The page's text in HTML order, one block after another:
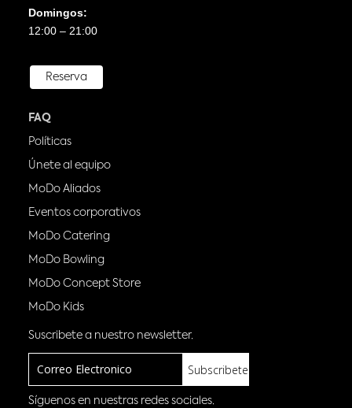
Domingos:
12:00 – 21:00
Reserva
FAQ
Políticas
Únete al equipo
MoDo Aliados
Eventos corporativos
MoDo Catering
MoDo Bowling
MoDo Concept Store
MoDo Kids
Suscribete a nuestro newsletter.
Subscribete
Síguenos en nuestras redes sociales.